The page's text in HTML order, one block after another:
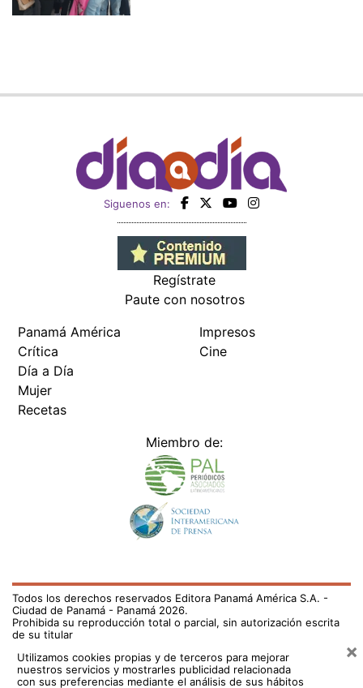
Siguenos en:
Regístrate
Paute con nosotros
Panamá América
Crítica
Día a Día
Mujer
Recetas
Impresos
Cine
Miembro de:
Todos los derechos reservados Editora Panamá América S.A. -
Ciudad de Panamá - Panamá 2026.
Prohibida su reproducción total o parcial, sin autorización escrita
de su titular
Utilizamos cookies propias y de terceros para mejorar
nuestros servicios y mostrarles publicidad relacionada
con sus preferencias mediante el análisis de sus hábitos
×